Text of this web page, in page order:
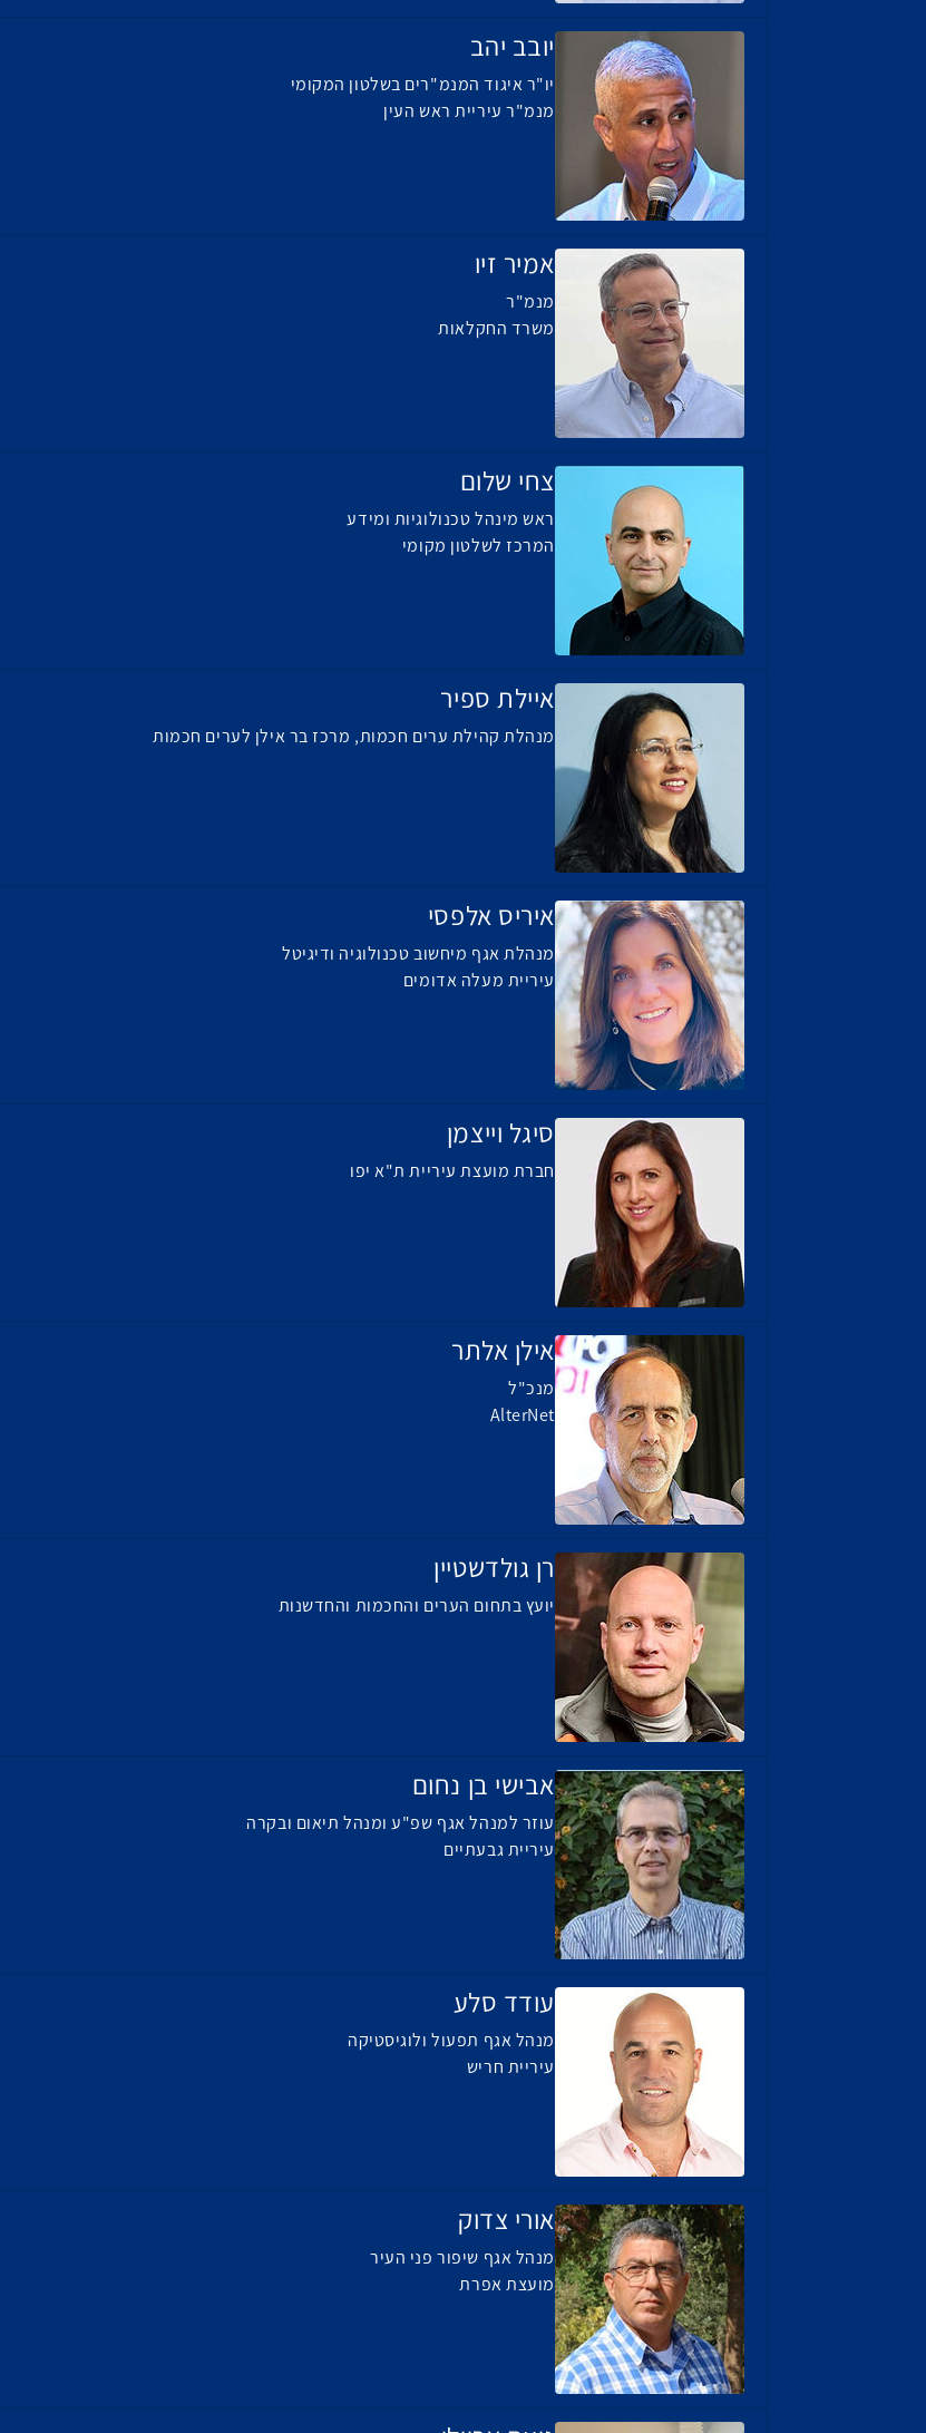
יובב יהב
יו"ר איגוד המנמ"רים בשלטון המקומי
מנמ"ר עיריית ראש העין
אמיר זיו
מנמ"ר
משרד החקלאות
צחי שלום
ראש מינהל טכנולוגיות ומידע
המרכז לשלטון מקומי
איילת ספיר
מנהלת קהילת ערים חכמות, מרכז בר אילן לערים חכמות
איריס אלפסי
מנהלת אגף מיחשוב טכנולוגיה ודיגיטל
עיריית מעלה אדומים
סיגל וייצמן
חברת מועצת עיריית ת"א יפו
אילן אלתר
מנכ"ל
AlterNet
רן גולדשטיין
יועץ בתחום הערים והחכמות והחדשנות
אבישי בן נחום
עוזר למנהל אגף שפ"ע ומנהל תיאום ובקרה
עיריית גבעתיים
עודד סלע
מנהל אגף תפעול ולוגיסטיקה
עיריית חריש
אורי צדוק
מנהל אגף שיפור פני העיר
מועצת אפרת